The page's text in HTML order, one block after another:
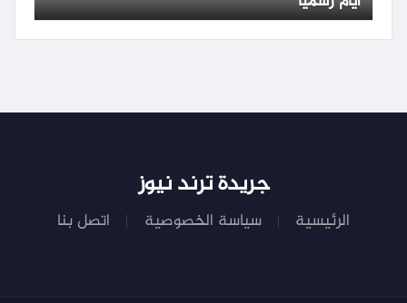
جريدة ترند نيوز
الرئيسية سياسة الخصوصية اتصل بنا